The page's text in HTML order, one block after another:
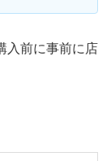
入前に事前に店